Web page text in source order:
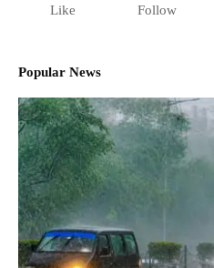
Like Follow
Popular News